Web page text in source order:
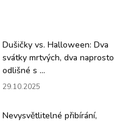
Dušičky vs. Halloween: Dva
svátky mrtvých, dva naprosto
odlišné s ...
29.10.2025
Nevysvětlitelné přibírání,